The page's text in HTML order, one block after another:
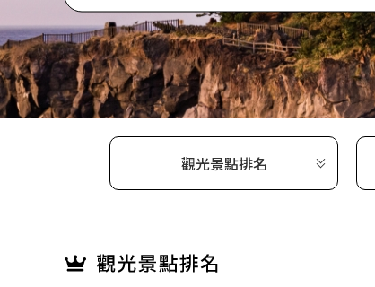
觀光景點排名